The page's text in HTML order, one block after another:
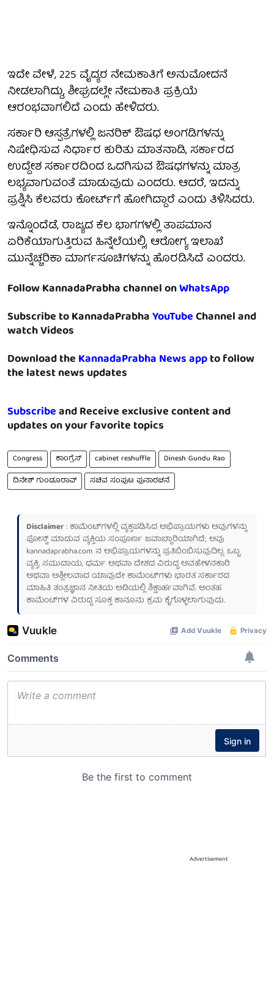
ಇದೇ ವೇಳೆ, 225 ವೈದ್ಯರ ನೇಮಕಾತಿಗೆ ಅನುಮೋದನೆ
ನೀಡಲಾಗಿದ್ದು, ಶೀಘ್ರದಲ್ಲೇ ನೇಮಕಾತಿ ಪ್ರಕ್ರಿಯೆ
ಆರಂಭವಾಗಲಿದೆ ಎಂದು ಹೇಳಿದರು.
ಸರ್ಕಾರಿ ಆಸ್ಪತ್ರೆಗಳಲ್ಲಿ ಜನರಿಕ್ ಔಷಧ ಅಂಗಡಿಗಳನ್ನು
ನಿಷೇಧಿಸುವ ನಿರ್ಧಾರ ಕುರಿತು ಮಾತನಾಡಿ, ಸರ್ಕಾರದ
ಉದ್ದೇಶ ಸರ್ಕಾರದಿಂದ ಒದಗಿಸುವ ಔಷಧಗಳನ್ನು ಮಾತ್ರ
ಲಭ್ಯವಾಗುವಂತೆ ಮಾಡುವುದು ಎಂದರು. ಆದರೆ, ಇದನ್ನು
ಪ್ರಶ್ನಿಸಿ ಕೆಲವರು ಕೋರ್ಟ್‌ಗೆ ಹೋಗಿದ್ದಾರೆ ಎಂದು ತಿಳಿಸಿದರು.
ಇನ್ನೊಂದೆಡೆ, ರಾಜ್ಯದ ಕೆಲ ಭಾಗಗಳಲ್ಲಿ ತಾಪಮಾನ
ಏರಿಕೆಯಾಗುತ್ತಿರುವ ಹಿನ್ನೆಲೆಯಲ್ಲಿ, ಆರೋಗ್ಯ ಇಲಾಖೆ
ಮುನ್ನೆಚ್ಚರಿಕಾ ಮಾರ್ಗಸೂಚಿಗಳನ್ನು ಹೊರಡಿಸಿದೆ ಎಂದರು.
Follow KannadaPrabha channel onWhatsApp
Subscribe to KannadaPrabhaYouTubeChannel and
watch Videos
Download theKannadaPrabha News appto follow
the latest news updates
Subscribeand Receive exclusive content and
updates on your favorite topics
Congress ಕಾಂಗ್ರೆಸ್ cabinet reshuffle
Dinesh Gundu Rao
ದಿನೇಶ್ ಗುಂಡೂರಾವ್
ಸಚಿವ ಸಂಪುಟ ಪುನಾರಚನೆ
Disclaimer: ಕಾಮೆಂಟ್‌ಗಳಲ್ಲಿ ವ್ಯಕ್ತಪಡಿಸಿದ ಅಭಿಪ್ರಾಯಗಳು ಅವುಗಳನ್ನು
ಪೋಸ್ಟ್ ಮಾಡುವ ವ್ಯಕ್ತಿಯ ಸಂಪೂರ್ಣ ಜವಾಬ್ದಾರಿಯಾಗಿದೆ; ಅವು
kannadaprabha.com ನ ಅಭಿಪ್ರಾಯಗಳನ್ನು ಪ್ರತಿಬಿಂಬಿಸುವುದಿಲ್ಲ. ಒಬ್ಬ
ವ್ಯಕ್ತಿ, ಸಮುದಾಯ, ಧರ್ಮ ಅಥವಾ ದೇಶದ ವಿರುದ್ಧ ಅವಹೇಳನಕಾರಿ
ಅಥವಾ ಅಶ್ಲೀಲವಾದ ಯಾವುದೇ ಕಾಮೆಂಟ್‌ಗಳು ಭಾರತ ಸರ್ಕಾರದ
ಮಾಹಿತಿ ತಂತ್ರಜ್ಞಾನ ನೀತಿಯ ಅಡಿಯಲ್ಲಿ ಶಿಕ್ಷಾರ್ಹವಾಗಿವೆ. ಅಂತಹ
ಕಾಮೆಂಟ್‌ಗಳ ವಿರುದ್ಧ ಸೂಕ್ತ ಕಾನೂನು ಕ್ರಮ ಕೈಗೊಳ್ಳಲಾಗುವುದು.
Advertisement